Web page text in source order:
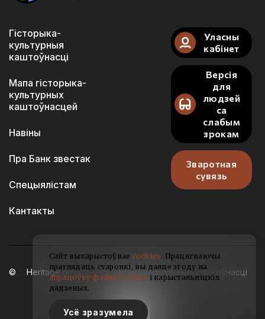
Гісторыка-
культурныя
каштоўнасці
Мапа гісторыка-
культурных
каштоўнасцей
Навіны
Пра Банк звестак
Спецыялістам
Кантакты
Уласны
кабінет
Версія
для
людзей
са
слабым
зрокам
Зваротная
сувязь
Heritage.gov.by — гісторыка-культурныя каштоўнасці
Беларусі
Сайт выкарыстоўвае cookies. Працягваючы
праглядаць старонкі, вы даяце згоду на
апрацоўку файлаў cookie і карыстальніцкіх
дадзеных.
Усё зразумела